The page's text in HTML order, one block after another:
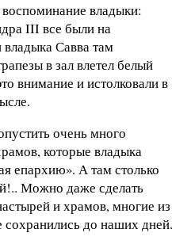
владыки:
III все были на
владыка Савва там
в зал влетел белый
внимание и истолковали в
очень много
которые владыка
епархию». А там столько
Можно даже сделать
и храмов, многие из
до наших дней.